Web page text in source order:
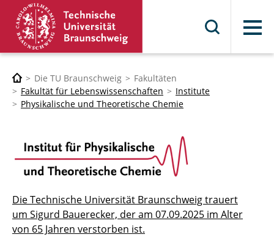
Menü
Die TU Braunschweig
Fakultäten
Fakultät für Lebenswissenschaften
Institute
Physikalische und Theoretische Chemie
Die Technische Universität Braunschweig trauert
um Sigurd Bauerecker, der am 07.09.2025 im Alter
von 65 Jahren verstorben ist.